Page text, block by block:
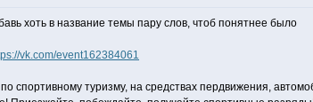
хоть в название темы пару слов, чтоб понятнее было
vk.com/event162384061
спортивному туризму, на средствах пердвижения,